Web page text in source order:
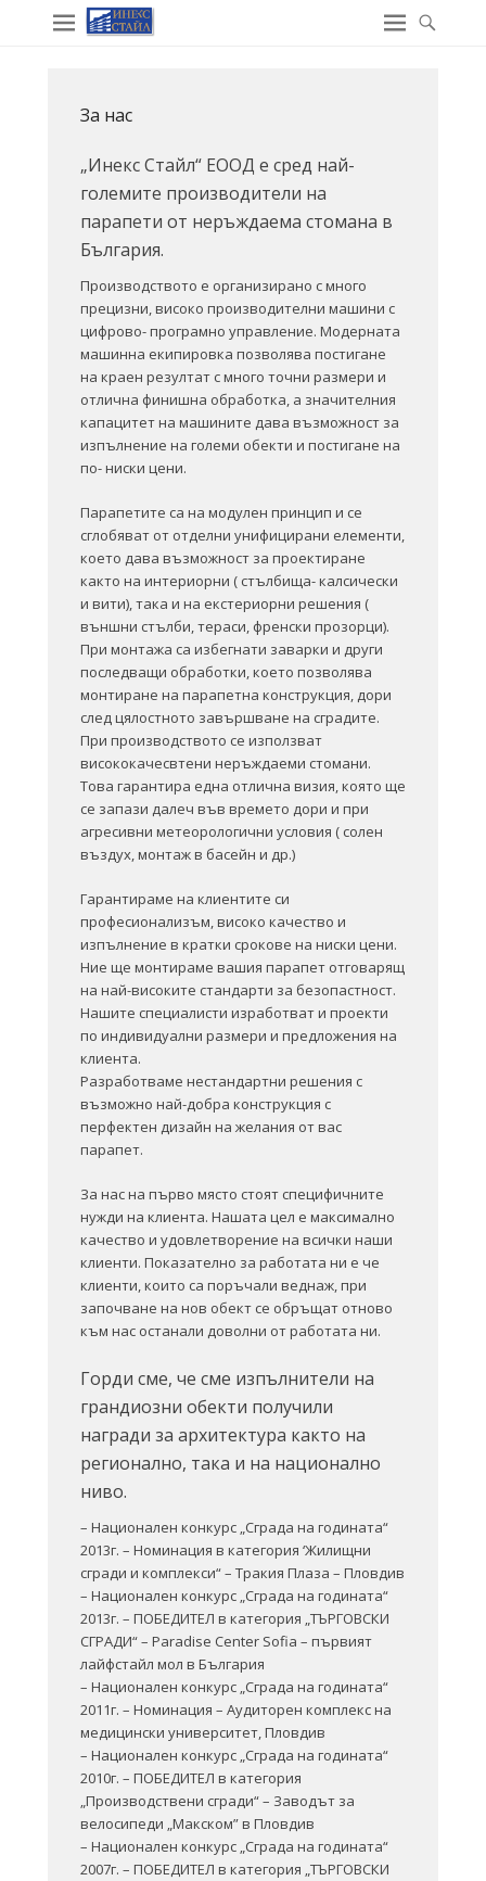
За нас
„Инекс Стайл“ ЕООД е сред най-
големите производители на
парапети от неръждаема стомана в
България.
Производството е организирано с много
прецизни, високо производителни машини с
цифрово- програмно управление. Модерната
машинна екипировка позволява постигане
на краен резултат с много точни размери и
отлична финишна обработка, а значителния
капацитет на машините дава възможност за
изпълнение на големи обекти и постигане на
по- ниски цени.
Парапетите са на модулен принцип и се
сглобяват от отделни унифицирани елементи,
което дава възможност за проектиране
както на интериорни ( стълбища- калсически
и вити), така и на екстериорни решения (
външни стълби, тераси, френски прозорци).
При монтажа са избегнати заварки и други
последващи обработки, което позволява
монтиране на парапетна конструкция, дори
след цялостното завършване на сградите.
При производството се използват
висококачесвтени неръждаеми стомани.
Това гарантира една отлична визия, която ще
се запази далеч във времето дори и при
агресивни метеорологични условия ( солен
въздух, монтаж в басейн и др.)
Гарантираме на клиентите си
професионализъм, високо качество и
изпълнение в кратки срокове на ниски цени.
Ние ще монтираме вашия парапет отговарящ
на най-високите стандарти за безопастност.
Нашите специалисти изработват и проекти
по индивидуални размери и предложения на
клиента.
Разработваме нестандартни решения с
възможно най-добра конструкция с
перфектен дизайн на желания от вас
парапет.
За нас на първо място стоят специфичните
нужди на клиента. Нашата цел е максимално
качество и удовлетворение на всички наши
клиенти. Показателно за работата ни е че
клиенти, които са поръчали веднаж, при
започване на нов обект се обръщат отново
към нас останали доволни от работата ни.
Горди сме, че сме изпълнители на
грандиозни обекти получили
награди за архитектура както на
регионално, така и на национално
ниво.
– Национален конкурс „Сграда на годината“
2013г. – Номинация в категория ‘Жилищни
сгради и комплекси“ – Тракия Плаза – Пловдив
– Национален конкурс „Сграда на годината“
2013г. – ПОБЕДИТЕЛ в категория „ТЪРГОВСКИ
СГРАДИ“ – Paradise Center Sofia – първият
лайфстайл мол в България
– Национален конкурс „Сграда на годината“
2011г. – Номинация – Аудиторен комплекс на
медицински университет, Пловдив
– Национален конкурс „Сграда на годината“
2010г. – ПОБЕДИТЕЛ в категория
„Производствени сгради“ – Заводът за
велосипеди „Макском” в Пловдив
– Национален конкурс „Сграда на годината“
2007г. – ПОБЕДИТЕЛ в категория „ТЪРГОВСКИ